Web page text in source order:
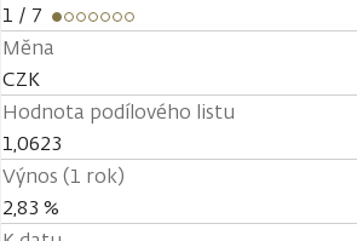
1 / 7
Měna
CZK
Hodnota podílového listu
1,0623
Výnos (1 rok)
2,83 %